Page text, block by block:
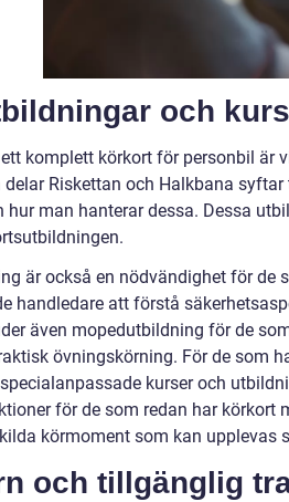
och
komplett körkort för personbil
delar Riskettan och Halkbana
hur man hanterar dessa. Dessa
är också en nödvändighet för de
handledare att förstå
även mopedutbildning för de
övningskörning. För de som
kurser och
för de som redan har
körmoment som kan upplevas
och tillgänglig